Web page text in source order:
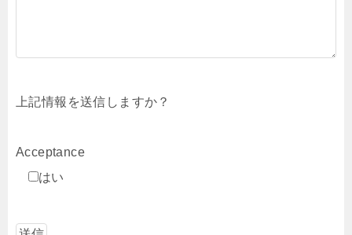
上記情報を送信しますか？
Acceptance
はい